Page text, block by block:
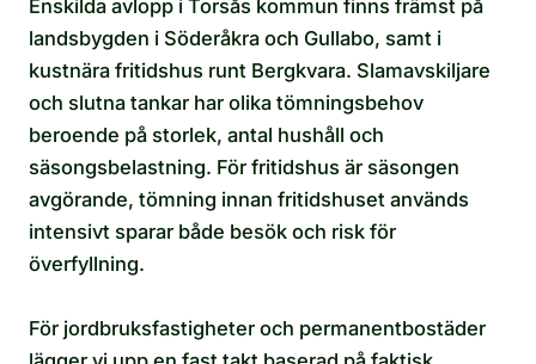
Enskilda avlopp i Torsås kommun finns främst på
landsbygden i Söderåkra och Gullabo, samt i
kustnära fritidshus runt Bergkvara. Slamavskiljare
och slutna tankar har olika tömningsbehov
beroende på storlek, antal hushåll och
säsongsbelastning. För fritidshus är säsongen
avgörande, tömning innan fritidshuset används
intensivt sparar både besök och risk för
överfyllning.
För jordbruksfastigheter och permanentbostäder